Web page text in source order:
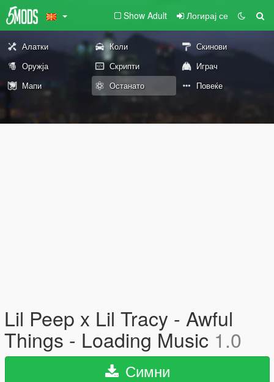
Show Adult Логирај се
Алатки Коли
Скинови
Оружја
Скрипти
Играч
Мапи
Останато Повеќе
Lil Peep x Lil Tracy - Awful
Things - Loading Music 1.0
Симни